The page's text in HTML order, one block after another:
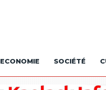
ECONOMIE SOCIÉTÉ